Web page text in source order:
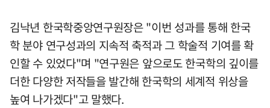
김낙년 한국학중앙연구원장은 "이번 성과를 통해 한국
학 분야 연구성과의 지속적 축적과 그 학술적 기여를 확
인할 수 있었다"며 "연구원은 앞으로도 한국학의 깊이를
더한 다양한 저작들을 발간해 한국학의 세계적 위상을
높여 나가겠다"고 말했다.